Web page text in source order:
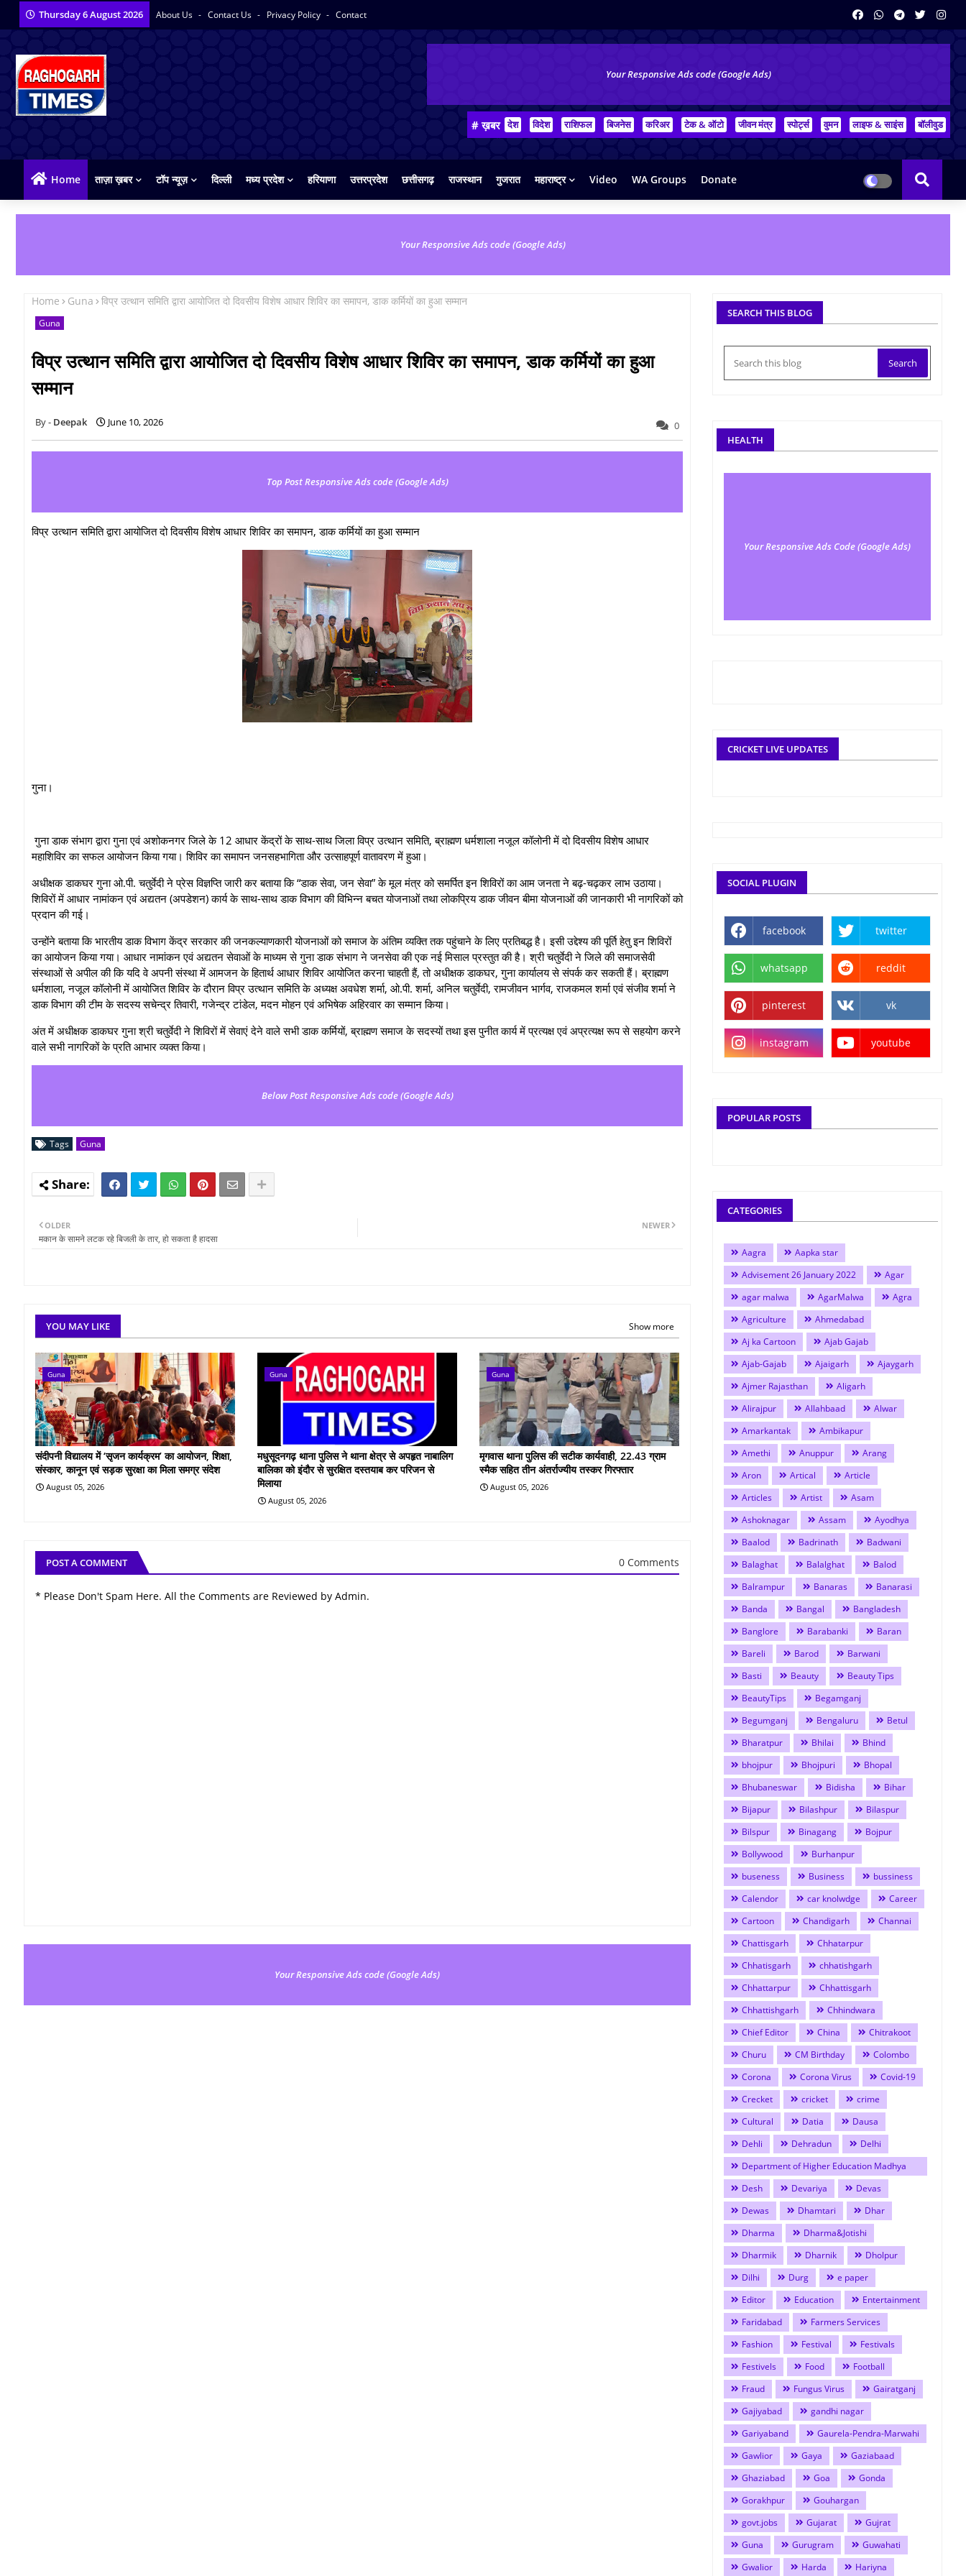
Thursday 6 August 2026 About Us Contact Us Privacy Policy Contact
Your Responsive Ads code (Google Ads)
# ख़बर देश विदेश राशिफल बिजनेस करिअर टेक & ऑटो जीवन मंत्र स्पोर्ट्स वुमन लाइफ & साइंस बॉलीवुड
Home ताज़ा ख़बर टॉप न्यूज़ दिल्ली मध्य प्रदेश हरियाणा उत्तरप्रदेश छत्तीसगढ़ राजस्थान गुजरात महाराष्ट्र Video WA Groups Donate
Your Responsive Ads code (Google Ads)
Home Guna विप्र उत्थान समिति द्वारा आयोजित दो दिवसीय विशेष आधार शिविर का समापन, डाक कर्मियों का हुआ सम्मान
Guna
विप्र उत्थान समिति द्वारा आयोजित दो दिवसीय विशेष आधार शिविर का समापन, डाक कर्मियों का हुआ
सम्मान
Deepak June 10, 2026 0
Top Post Responsive Ads code (Google Ads)
विप्र उत्थान समिति द्वारा आयोजित दो दिवसीय विशेष आधार शिविर का समापन, डाक कर्मियों का हुआ सम्मान
गुना।
गुना डाक संभाग द्वारा गुना एवं अशोकनगर जिले के 12 आधार केंद्रों के साथ-साथ जिला विप्र उत्थान समिति, ब्राह्मण धर्मशाला नजूल कॉलोनी में दो दिवसीय विशेष आधार
महाशिविर का सफल आयोजन किया गया। शिविर का समापन जनसहभागिता और उत्साहपूर्ण वातावरण में हुआ।
अधीक्षक डाकघर गुना ओ.पी. चतुर्वेदी ने प्रेस विज्ञप्ति जारी कर बताया कि “डाक सेवा, जन सेवा” के मूल मंत्र को समर्पित इन शिविरों का आम जनता ने बढ़-चढ़कर लाभ उठाया।
शिविरों में आधार नामांकन एवं अद्यतन (अपडेशन) कार्य के साथ-साथ डाक विभाग की विभिन्न बचत योजनाओं तथा लोकप्रिय डाक जीवन बीमा योजनाओं की जानकारी भी नागरिकों को
प्रदान की गई।
उन्होंने बताया कि भारतीय डाक विभाग केंद्र सरकार की जनकल्याणकारी योजनाओं को समाज के अंतिम व्यक्ति तक पहुंचाने के लिए प्रतिबद्ध है। इसी उद्देश्य की पूर्ति हेतु इन शिविरों
का आयोजन किया गया। आधार नामांकन एवं अद्यतन सेवाओं के माध्यम से गुना डाक संभाग ने जनसेवा की एक नई मिसाल प्रस्तुत की है। श्री चतुर्वेदी ने जिले की समाजसेवी
संस्थाओं से अपील की कि यदि वे अपनी संस्था में आमजन के हितार्थ आधार शिविर आयोजित करना चाहती हैं, तो अधीक्षक डाकघर, गुना कार्यालय से संपर्क कर सकती हैं। ब्राह्मण
धर्मशाला, नजूल कॉलोनी में आयोजित शिविर के दौरान विप्र उत्थान समिति के अध्यक्ष अवधेश शर्मा, ओ.पी. शर्मा, अनिल चतुर्वेदी, रामजीवन भार्गव, राजकमल शर्मा एवं संजीव शर्मा ने
डाक विभाग की टीम के सदस्य सचेन्द्र तिवारी, गजेन्द्र टांडेल, मदन मोहन एवं अभिषेक अहिरवार का सम्मान किया।
अंत में अधीक्षक डाकघर गुना श्री चतुर्वेदी ने शिविरों में सेवाएं देने वाले सभी डाक कर्मियों, ब्राह्मण समाज के सदस्यों तथा इस पुनीत कार्य में प्रत्यक्ष एवं अप्रत्यक्ष रूप से सहयोग करने
वाले सभी नागरिकों के प्रति आभार व्यक्त किया।
Below Post Responsive Ads code (Google Ads)
Tags Guna
NEWER
OLDER
मकान के सामने लटक रहे बिजली के तार, हो सकता है हादसा
YOU MAY LIKE Show more
Guna
संदीपनी विद्यालय में ‘सृजन कार्यक्रम’ का आयोजन, शिक्षा,
संस्कार, कानून एवं सड़क सुरक्षा का मिला समग्र संदेश
August 05, 2026
Guna
मधुसूदनगढ़ थाना पुलिस ने थाना क्षेत्र से अपहृत नाबालिग
बालिका को इंदौर से सुरक्षित दस्तयाब कर परिजन से
मिलाया
August 05, 2026
Guna
मृगवास थाना पुलिस की सटीक कार्यवाही, 22.43 ग्राम
स्मैक सहित तीन अंतर्राज्यीय तस्कर गिरफ्तार
August 05, 2026
POST A COMMENT 0 Comments
* Please Don't Spam Here. All the Comments are Reviewed by Admin.
Your Responsive Ads code (Google Ads)
SEARCH THIS BLOG
HEALTH
Your Responsive Ads Code (Google Ads)
CRICKET LIVE UPDATES
SOCIAL PLUGIN
facebook twitter
whatsapp reddit
pinterest vk
instagram youtube
POPULAR POSTS
CATEGORIES
Aagra
Aapka star
Advisement 26 January 2022
Agar
agar malwa
AgarMalwa
Agra
Agriculture
Ahmedabad
Aj ka Cartoon
Ajab Gajab
Ajab-Gajab
Ajaigarh
Ajaygarh
Ajmer Rajasthan
Aligarh
Alirajpur
Allahbaad
Alwar
Amarkantak
Ambikapur
Amethi
Anuppur
Arang
Aron
Artical
Article
Articles
Artist
Asam
Ashoknagar
Assam
Ayodhya
Baalod
Badrinath
Badwani
Balaghat
Balalghat
Balod
Balrampur
Banaras
Banarasi
Banda
Bangal
Bangladesh
Banglore
Barabanki
Baran
Bareli
Barod
Barwani
Basti
Beauty
Beauty Tips
BeautyTips
Begamganj
Begumganj
Bengaluru
Betul
Bharatpur
Bhilai
Bhind
bhojpur
Bhojpuri
Bhopal
Bhubaneswar
Bidisha
Bihar
Bijapur
Bilashpur
Bilaspur
Bilspur
Binagang
Bojpur
Bollywood
Burhanpur
buseness
Business
bussiness
Calendor
car knolwdge
Career
Cartoon
Chandigarh
Channai
Chattisgarh
Chhatarpur
Chhatisgarh
chhatishgarh
Chhattarpur
Chhattisgarh
Chhattishgarh
Chhindwara
Chief Editor
China
Chitrakoot
Churu
CM Birthday
Colombo
Corona
Corona Virus
Covid-19
Crecket
cricket
crime
Cultural
Datia
Dausa
Dehli
Dehradun
Delhi
Department of Higher Education Madhya
Pradesh
Desh Devariya
Devas
Dewas
Dhamtari
Dhar
Dharma
Dharma&Jotishi
Dharmik
Dharnik
Dholpur
Dilhi
Durg
e paper
Editor
Education
Entertainment
Faridabad
Farmers Services
Fashion
Festival
Festivals
Festivels
Food
Football
Fraud
Fungus Virus
Gairatganj
Gajiyabad
gandhi nagar
Gariyaband
Gaurela-Pendra-Marwahi
Gawlior
Gaya
Gaziabaad
Ghaziabad
Goa
Gonda
Gorakhpur
Gouhargan
govt.jobs
Gujarat
Gujrat
Guna
Gurugram
Guwahati
Gwalior
Harda Hariyna